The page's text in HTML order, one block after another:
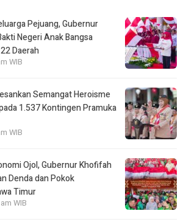
Pejuang, Gubernur
Negeri Anak Bangsa
Daerah
WIB
Semangat Heroisme
1.537 Kontingen Pramuka
WIB
Ojol, Gubernur Khofifah
Denda dan Pokok
Timur
WIB